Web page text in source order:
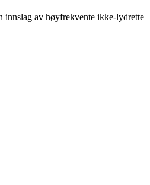
innslag av høyfrekvente ikke-lydrette